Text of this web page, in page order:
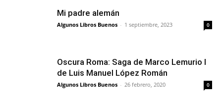
Mi padre alemán
Algunos Libros Buenos - 1 septiembre, 2023 0
Oscura Roma: Saga de Marco Lemurio I
de Luis Manuel López Román
Algunos Libros Buenos - 26 febrero, 2020 0